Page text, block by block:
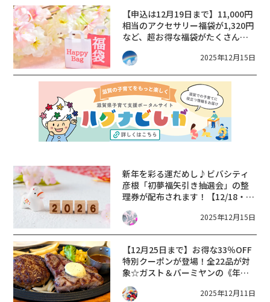
【申込は12月19日まで】11,000円
相当のアクセサリー福袋が1,320円
など、超お得な福袋がたくさん♪
イノブンの2026年福袋・予約受付
中。
2025年12月15日
新年を彩る運だめし♪ビバシティ
彦根「初夢福矢引き抽選会」の整
理券が配布されます！【12/18・
19・20】
2025年12月15日
【12月25日まで】お得な33％OFF
特別クーポンが登場！全22品が対
象☆ガスト＆バーミヤンの《年末
ご愛顧感謝祭》開催！キッズメニ
ュー・アルコールも半額クーポン
2025年12月11日